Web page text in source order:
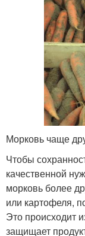
Морковь чаще
Чтобы
качественной
морковь более
или картофеля,
Это происходит
защищает